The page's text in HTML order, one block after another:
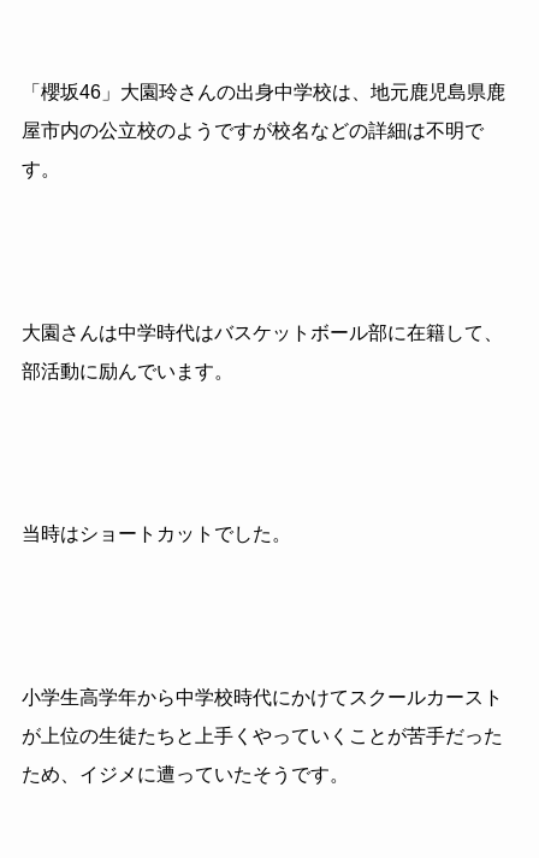
「櫻坂46」大園玲さんの出身中学校は、地元鹿児島県鹿
屋市内の公立校のようですが校名などの詳細は不明で
す。
大園さんは中学時代はバスケットボール部に在籍して、
部活動に励んでいます。
当時はショートカットでした。
小学生高学年から中学校時代にかけてスクールカースト
が上位の生徒たちと上手くやっていくことが苦手だった
ため、イジメに遭っていたそうです。